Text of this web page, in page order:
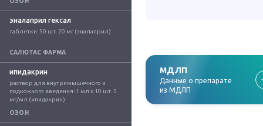
эналаприл гексал
таблетки: 50 шт. 20 мг (эналаприл)
САЛЮТАС ФАРМА
ипидакрин
раствор для внутримышечного и
подкожного введения: 1 мл x 10 шт. 5
мг/мл (ипидакрин)
ОЗОН
МДЛП
Данные о препарате
из МДЛП